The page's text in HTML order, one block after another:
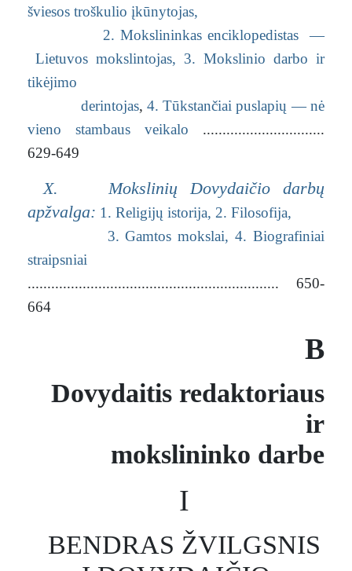
šviesos troškulio įkūnytojas,
2. Mokslininkas enciklopedistas —
Lietuvos mokslintojas, 3. Mokslinio darbo ir
tikėjimo
derintojas,4. Tūkstančiai puslapių — nė
vieno stambaus veikalo ...............................
629-649
X. Mokslinių Dovydaičio darbų
apžvalga: 1. Religijų istorija, 2. Filosofija,
3. Gamtos mokslai, 4. Biografiniai
straipsniai
................................................................ 650-
664
B
Dovydaitis redaktoriaus
ir
mokslininko darbe
I
BENDRAS ŽVILGSNIS